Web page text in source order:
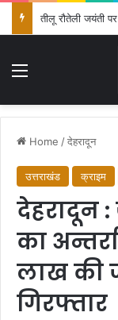
Menu
Home /देहरादून
उत्तराखंड क्राइम
देहरादून
का
लाख की
गिरफ्तार